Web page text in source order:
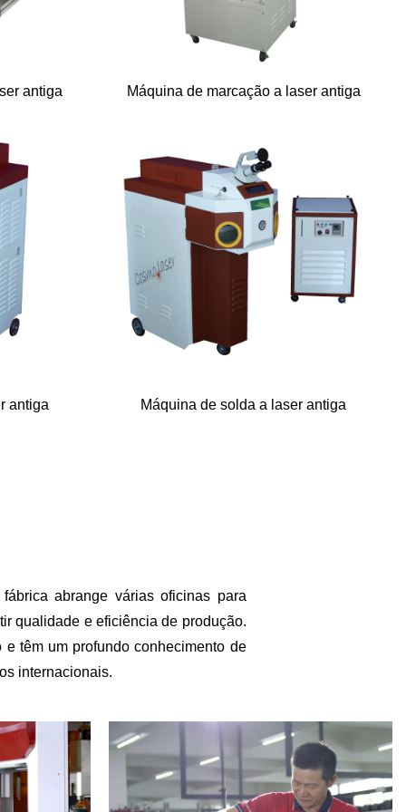
antiga Máquina de marcação a laser antiga
antiga Máquina de solda a laser antiga
abrange várias oficinas para
qualidade e eficiência de produção.
têm um profundo conhecimento de
internacionais.